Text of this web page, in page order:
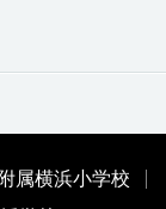
附属横浜小学校